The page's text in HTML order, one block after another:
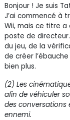
Bonjour ! Je suis
J’ai commencé à
Wii, mais ce titre a
poste de
du jeu, de la
de créer
bien plus.
(2) Les
afin de véhiculer
des conversations
ennemi.